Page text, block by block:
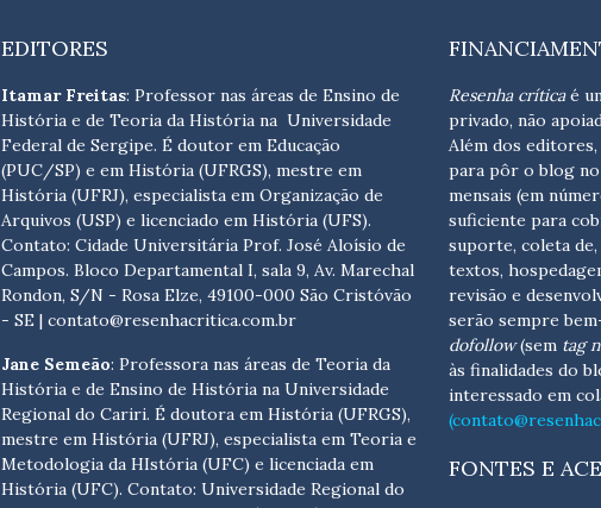
EDITORES
Itamar Freitas: Professor nas áreas de Ensino de
História e de Teoria da História na Universidade
Federal de Sergipe. É doutor em Educação
(PUC/SP) e em História (UFRGS), mestre em
História (UFRJ), especialista em Organização de
Arquivos (USP) e licenciado em História (UFS).
Contato:Cidade Universitária Prof. José Aloísio de
Campos. Bloco Departamental I, sala 9, Av. Marechal
Rondon, S/N - Rosa Elze, 49100-000 São Cristóvão
- SE| contato@resenhacritica.com.br
Jane Semeão: Professora nas áreas de Teoria da
História e de Ensino de História na Universidade
Regional do Cariri. É doutora em História (UFRGS),
mestre em História (UFRJ), especialista em Teoria e
Metodologia da HIstória (UFC) e licenciada em
História (UFC). Contato:Universidade Regional do
Resenha críticaé
privado, não
Além dos
para pôr o blog no
mensais (em
suficiente para
suporte, coleta de,
textos,
revisão e
serão sempre
dofollow(sem tag
às finalidades do
interessado em
FONTES E